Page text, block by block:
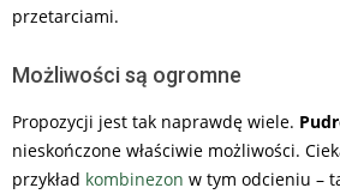
przetarciami.
Możliwości są ogromne
Propozycji jest tak naprawdę wiele.
nieskończone właściwie możliwości.
przykład kombinezon w tym odcieniu –